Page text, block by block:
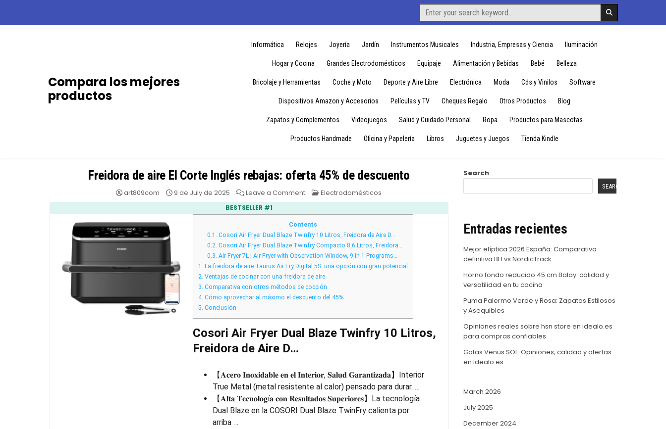
content
Search
for:
Compara los mejores
productos
Informática Relojes Joyería Jardín Instrumentos Musicales Industria, Empresas y Ciencia Iluminación
Hogar y Cocina Grandes Electrodomésticos Equipaje Alimentación y Bebidas Bebé Belleza
Bricolaje y Herramientas Coche y Moto Deporte y Aire Libre Electrónica Moda Cds y Vinilos Software
Dispositivos Amazon y Accesorios Películas y TV Cheques Regalo Otros Productos Blog
Zapatos y Complementos Videojuegos Salud y Cuidado Personal Ropa Productos para Mascotas
Productos Handmade Oficina y Papelería Libros Juguetes y Juegos Tienda Kindle
Freidora de aire El Corte Inglés rebajas: oferta 45% de descuento
art809com 9 de July de 2025 Leave a Commenton
Freidora
de
aire
El
Corte
Inglés
rebajas:
oferta
45%
de
descuento
Posted
Electrodomésticos
BESTSELLER #1
Contents
0.1. Cosori Air Fryer Dual Blaze Twinfry 10 Litros, Freidora de Aire D…
0.2. Cosori Air Fryer Dual Blaze Twinfry Compacto 8,6 Litros, Freidora…
0.3. Air Fryer 7L | Air Fryer with Observation Window, 9-in-1 Programs…
1. La freidora de aire Taurus Air Fry Digital 5S: una opción con gran potencial
2. Ventajas de cocinar con una freidora de aire
3. Comparativa con otros métodos de cocción
4. Cómo aprovechar al máximo el descuento del 45%
5. Conclusión
Cosori Air Fryer Dual Blaze Twinfry 10 Litros,
Freidora de Aire D…
【𝐀𝐜𝐞𝐫𝐨 𝐈𝐧𝐨𝐱𝐢𝐝𝐚𝐛𝐥𝐞 𝐞𝐧 𝐞𝐥 𝐈𝐧𝐭𝐞𝐫𝐢𝐨𝐫, 𝐒𝐚𝐥𝐮𝐝 𝐆𝐚𝐫𝐚𝐧𝐭𝐢𝐳𝐚𝐝𝐚】Interior
True Metal (metal resistente al calor) pensado para durar. …
【𝐀𝐥𝐭𝐚 𝐓𝐞𝐜𝐧𝐨𝐥𝐨𝐠í𝐚 𝐜𝐨𝐧 𝐑𝐞𝐬𝐮𝐥𝐭𝐚𝐝𝐨𝐬 𝐒𝐮𝐩𝐞𝐫𝐢𝐨𝐫𝐞𝐬】La tecnología
Dual Blaze en la COSORI Dual Blaze TwinFry calienta por
arriba …
Search
SEARCH
Entradas recientes
Mejor elíptica 2026 España: Comparativa
definitiva BH vs NordicTrack
Horno fondo reducido 45 cm Balay: calidad y
versatilidad en tu cocina
Puma Palermo Verde y Rosa: Zapatos Estilosos
y Asequibles
Opiniones reales sobre hsn store en idealo.es
para compras confiables
Gafas Venus SOL: Opiniones, calidad y ofertas
en idealo.es
March 2026
July 2025
December 2024